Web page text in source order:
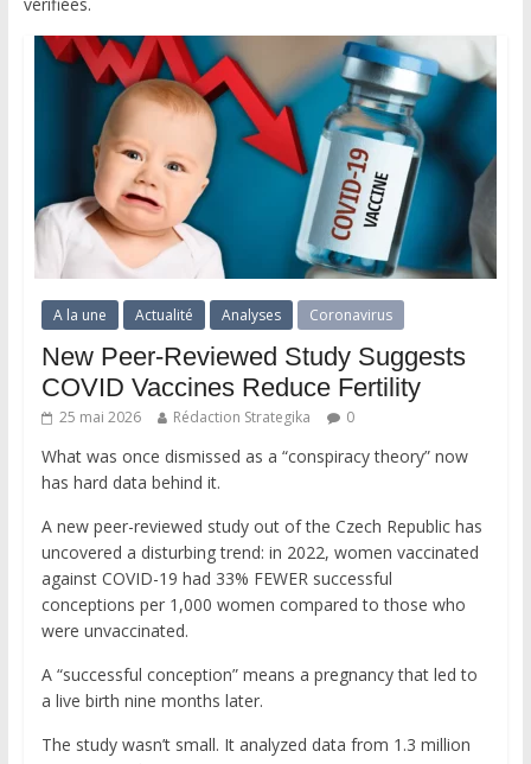
A la une Actualité Analyses Coronavirus
New Peer-Reviewed Study Suggests
COVID Vaccines Reduce Fertility
25 mai 2026 Rédaction Strategika 0
What was once dismissed as a “conspiracy theory” now
has hard data behind it.
A new peer-reviewed study out of the Czech Republic has
uncovered a disturbing trend: in 2022, women vaccinated
against COVID-19 had 33% FEWER successful
conceptions per 1,000 women compared to those who
were unvaccinated.
A “successful conception” means a pregnancy that led to
a live birth nine months later.
The study wasn’t small. It analyzed data from 1.3 million